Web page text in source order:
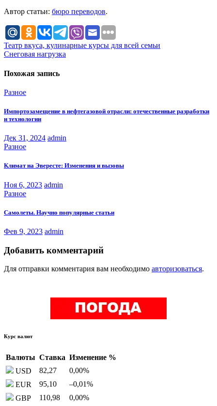
Автор статьи: бюро переводов.
Навигация
по
записям
Театр вкуса, кулинарные курсы для всей семьи
Снеговая нагрузка
Похожая запись
Разное
Импортозамещение в нефтегазовой отрасли: отечественные разработки
и технологии
Дек 31, 2024 admin
Разное
Климат на Эвересте: Изменения и вызовы
Ноя 6, 2023 admin
Разное
Самолеты. Научно популярные статьи
Фев 9, 2023 admin
Добавить комментарий
Для отправки комментария вам необходимо авторизоваться.
Курс валют
Валюты Ставка Изменение %
USD
82,27 0,00%
EUR
95,10 –0,01%
GBP
110,98 0,00%